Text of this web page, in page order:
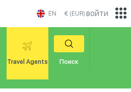
EN € (EUR)
Travel Agents Поиск
войти